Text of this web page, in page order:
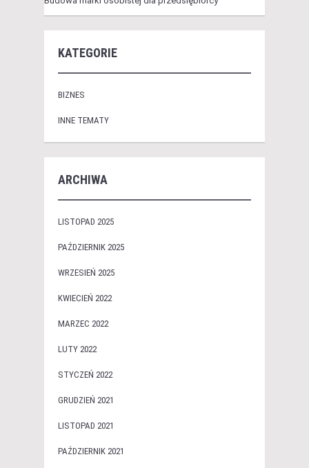
KATEGORIE
BIZNES
INNE TEMATY
ARCHIWA
LISTOPAD 2025
PAŹDZIERNIK 2025
WRZESIEŃ 2025
KWIECIEŃ 2022
MARZEC 2022
LUTY 2022
STYCZEŃ 2022
GRUDZIEŃ 2021
LISTOPAD 2021
PAŹDZIERNIK 2021